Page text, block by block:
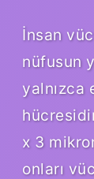
İnsan
nüfusun
yalnızca
x 3
onları